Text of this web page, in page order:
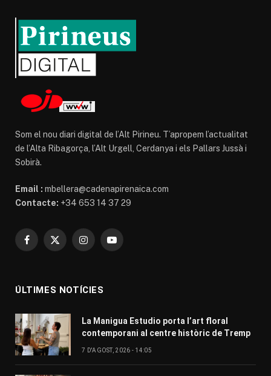
Som el nou diari digital de l’Alt Pirineu. T’apropem l’actualitat
de l’Alta Ribagorça, l’Alt Urgell, Cerdanya i els Pallars Jussà i
Sobirà.
Email : mbellera@cadenapirenaica.com
Contacte: +34 653 14 37 29
Facebook
X
InstagramYouTube
ÚLTIMES NOTÍCIES
La Manigua Estudio porta l’art floral
contemporani al centre històric de Tremp
7 D'AGOST, 2026 - 14:05